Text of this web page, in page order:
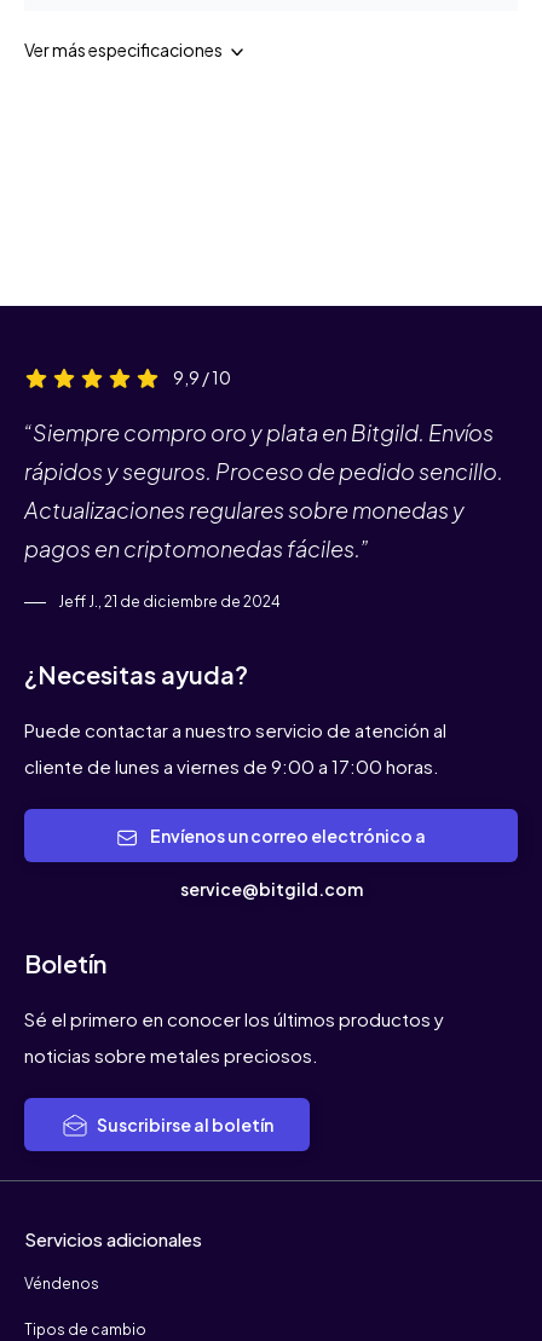
Ver más especificaciones
9,9 / 10
“Siempre compro oro y plata en Bitgild. Envíos
rápidos y seguros. Proceso de pedido sencillo.
Actualizaciones regulares sobre monedas y
pagos en criptomonedas fáciles.”
Jeff J., 21 de diciembre de 2024
¿Necesitas ayuda?
Puede contactar a nuestro servicio de atención al
cliente de lunes a viernes de 9:00 a 17:00 horas.
service@bitgild.com
Boletín
Sé el primero en conocer los últimos productos y
noticias sobre metales preciosos.
Suscribirse al boletín
Servicios adicionales
Véndenos
Tipos de cambio